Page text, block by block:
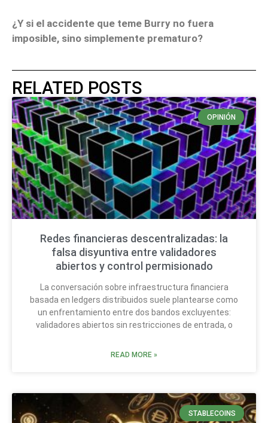
¿Y si el accidente que teme Burry no fuera
imposible, sino simplemente prematuro?
RELATED POSTS
OPINIÓN
Redes financieras descentralizadas: la
falsa disyuntiva entre validadores
abiertos y control permisionado
La conversación sobre infraestructura financiera
basada en ledgers distribuidos suele plantearse como
un enfrentamiento entre dos bandos excluyentes:
validadores abiertos sin restricciones de entrada, o
READ MORE »
STABLECOINS